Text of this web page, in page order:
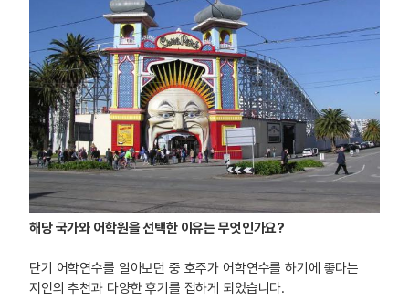
해당 국가와 어학원을 선택한 이유는 무엇인가요?
단기 어학연수를 알아보던 중 호주가 어학연수를 하기에 좋다는
지인의 추천과 다양한 후기를 접하게 되었습니다.